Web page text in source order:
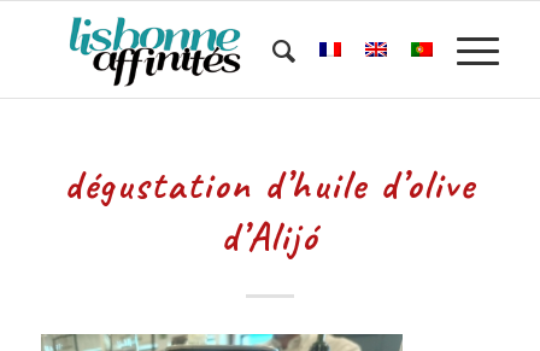
dégustation d’huile d’olive
d’Alijó